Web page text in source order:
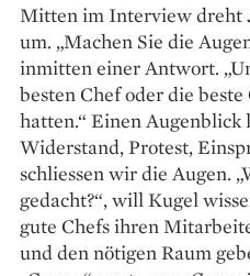
Mitten im Interview dreht
um. „Machen Sie die
inmitten einer Antwort.
besten Chef oder die
hatten.“ Einen Augenblick
Widerstand, Protest,
schliessen wir die Augen.
gedacht?“, will Kugel
gute Chefs ihren
und den nötigen Raum